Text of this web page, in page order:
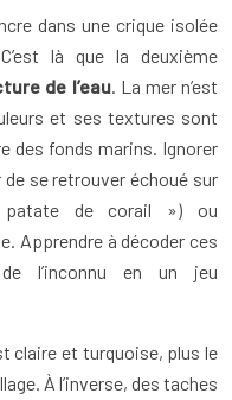
dans une crique isolée
là que la deuxième
de l’eau. La mer n’est
et ses textures sont
des fonds marins. Ignorer
se retrouver échoué sur
de corail ») ou
Apprendre à décoder ces
l’inconnu en un jeu
claire et turquoise, plus le
À l’inverse, des taches